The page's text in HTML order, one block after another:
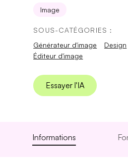
Image
SOUS-CATÉGORIES :
Générateur d'image
Design
Éditeur d'image
Essayer l'IA
Informations